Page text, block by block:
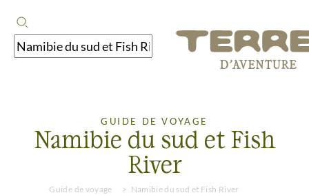
GUIDE DE VOYAGE
Namibie du sud et Fish
River
Guide de voyage Namibie du sud et Fish River